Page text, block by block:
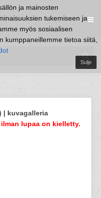
ja mainosten
tukemiseen ja
myös sosiaalisen
kumppaneillemme tietoa siitä,
Sulje
| kuvagalleria
lupaa on kielletty.